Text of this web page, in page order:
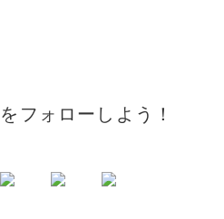
フォローしよう！